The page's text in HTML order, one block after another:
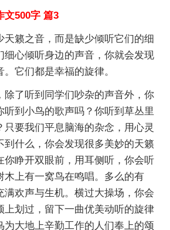
文500字 篇3
天籁之音，而是缺少倾听它们的细
细心倾听身边的声音，你就会发现
它们都是幸福的旋律。
除了听到同学们吵杂的声音外，你
听到小鸟的歌声吗？你听到草丛里
只要我们平息脑海的杂念，用心灵
到什么，你会发现很多美妙的天籁
你睁开双眼前，用耳侧听，你会听
木上有一窝鸟在鸣唱。多么的有
满欢声与生机。横过大操场，你会
上划过，留下一曲优美动听的旋律
为大地上辛勤工作的人们奉上的颂